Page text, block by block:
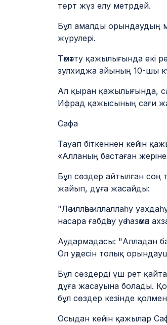
төрт жүз елу метрдей.
Бұл амалды орындаудың
жүрулері.
Тәмәтту қажылығында екі
зулхиджа айының 10-шы
Ал қыран қажылығында,
Ифрад қажысының сағи
Сафа
Тауап біткеннен кейін
«Алланың бастаған
Бұл сөздер айтылған соң
жайып, дұға жасайды:
"Лә илләһә иллаллаһу уахдаһу
насара ғабдәһу уә һазәмәл
Аудармадасы: "Алладан
Ол уәдесін толық
Бұл сөздерді үш рет
дұға жасауына болады.
бұл сөздер кезінде
Осыдан кейін қажылар